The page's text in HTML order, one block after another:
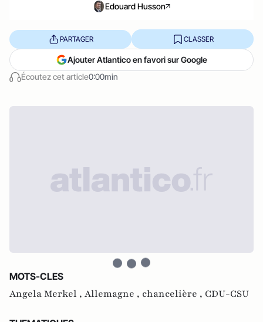
Edouard Husson
Écoutez cet article0:00min
PARTAGER CLASSER
Ajouter Atlantico en favori sur Google
MOTS-CLES
Angela Merkel , Allemagne , chancelière , CDU-CSU